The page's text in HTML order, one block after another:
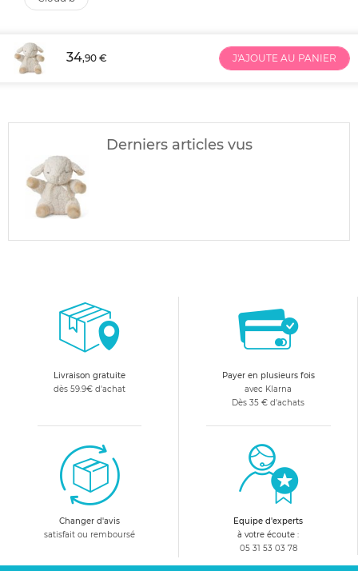
34,90 € J'AJOUTE AU PANIER
Derniers articles vus
Livraison gratuite
dès 59.9€ d'achat
Payer en plusieurs fois
avec Klarna
Dès 35 € d'achats
Changer d'avis
satisfait ou remboursé
Equipe d'experts
à votre écoute :
05 31 53 03 78